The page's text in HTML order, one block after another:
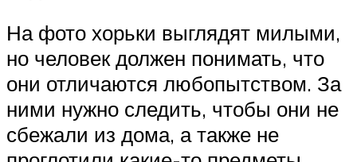
На фото хорьки выглядят милыми,
но человек должен понимать, что
они отличаются любопытством. За
ними нужно следить, чтобы они не
сбежали из дома, а также не